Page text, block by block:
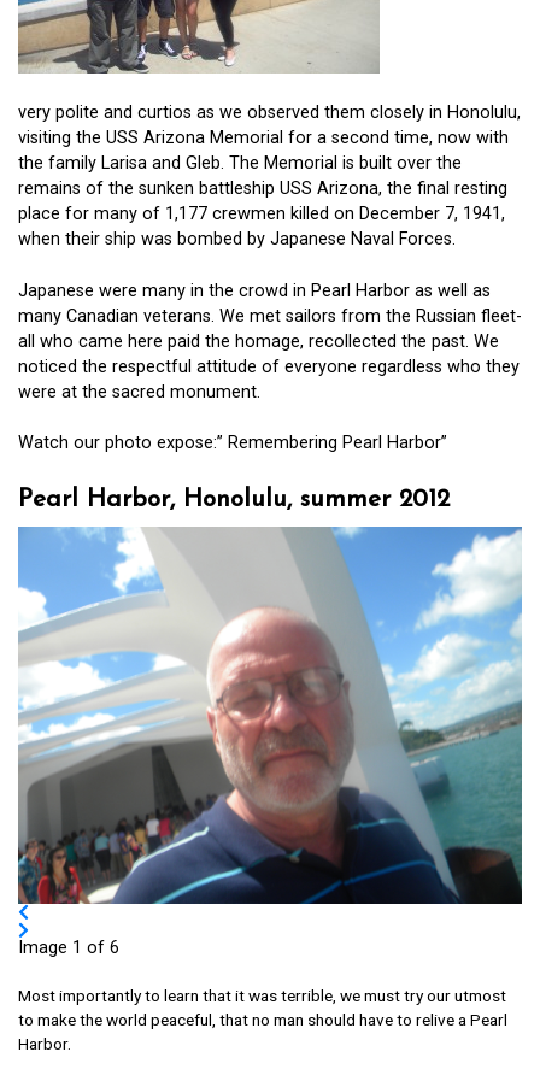
very polite and curtios as we observed them closely in Honolulu,
visiting the USS Arizona Memorial for a second time, now with
the family Larisa and Gleb. The Memorial is built over the
remains of the sunken battleship USS Arizona, the final resting
place for many of 1,177 crewmen killed on December 7, 1941,
when their ship was bombed by Japanese Naval Forces.
Japanese were many in the crowd in Pearl Harbor as well as
many Canadian veterans. We met sailors from the Russian fleet-
all who came here paid the homage, recollected the past. We
noticed the respectful attitude of everyone regardless who they
were at the sacred monument.
Watch our photo expose:” Remembering Pearl Harbor”
Pearl Harbor, Honolulu, summer 2012
Image 1 of 6
Most importantly to learn that it was terrible, we must try our utmost
to make the world peaceful, that no man should have to relive a Pearl
Harbor.